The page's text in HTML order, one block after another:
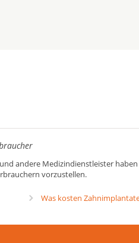
andere Medizindienstleister haben
vorzustellen.
Was kosten